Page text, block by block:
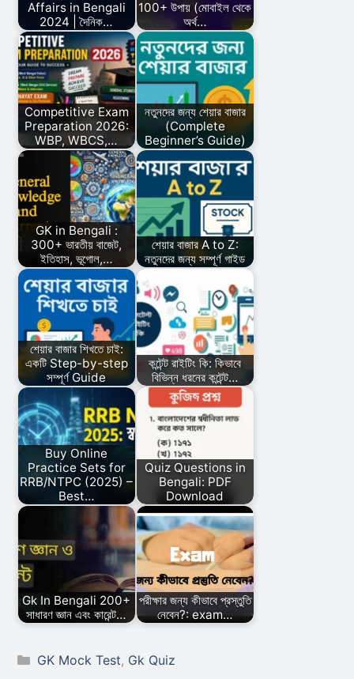
Affairs in Bengali
2024 | দৈনিক…
100+ উপায় (মোবাইল থেকে
অর্থ…
Competitive Exam
Preparation 2026:
WBP, WBCS,…
নতুনদের জন্য শেয়ার বাজার
(Complete
Beginner’s Guide)
GK in Bengali :
300+ ভারতীয় বাজেট,
ইতিহাস, ভূগোল,…
শেয়ার বাজার A to Z:
নতুনদের জন্য সম্পূর্ণ গাইড
শেয়ার বাজার শিখতে চাই:
একটি Step-by-step
সম্পূর্ণ Guide
কন্টেন্ট রাইটিং কি: কিভাবে
বিভিন্ন ধরনের কন্টেন্ট…
Buy Online
Practice Sets for
RRB/NTPC (2025) –
Best…
Quiz Questions in
Bengali: PDF
Download
Gk In Bengali 200+
সাধারণ জ্ঞান এবং কারেন্ট…
পরীক্ষার জন্য কীভাবে প্রস্তুতি
নেবেন?: exam…
Categories
GK Mock Test, Gk Quiz